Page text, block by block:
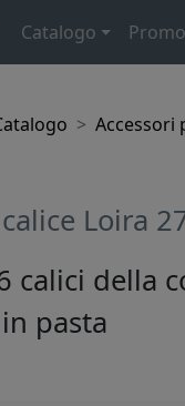
Catalogo
Accessori
Loira
calici della
pasta